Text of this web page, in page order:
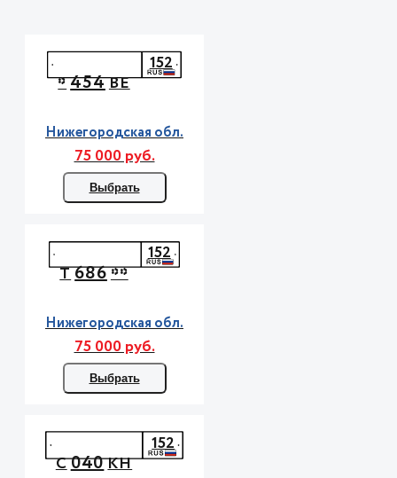
*454ВЕ
152
Нижегородская обл.
75 000 руб.
Выбрать
Т686**
152
Нижегородская обл.
75 000 руб.
Выбрать
С040КН
152